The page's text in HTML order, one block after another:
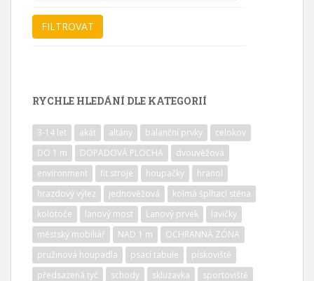
RYCHLE HLEDÁNÍ DLE KATEGORIÍ
3-14 let akát altány balanční prvky
celokov
DO 1 m
DOPADOVÁ PLOCHA
dvouvěžová
environment
fit stroje houpačky
hranol
hrazdový výlez
jednověžová
kolmá šplhací stěna
kolotoče
lanový most Lanový prvek
lavičky
městský mobiliář
NAD 1 m
OCHRANNÁ ZÓNA
pružinová houpadla
psací tabule
pískoviště
předsazená tyč
schody skluzavka
sportoviště